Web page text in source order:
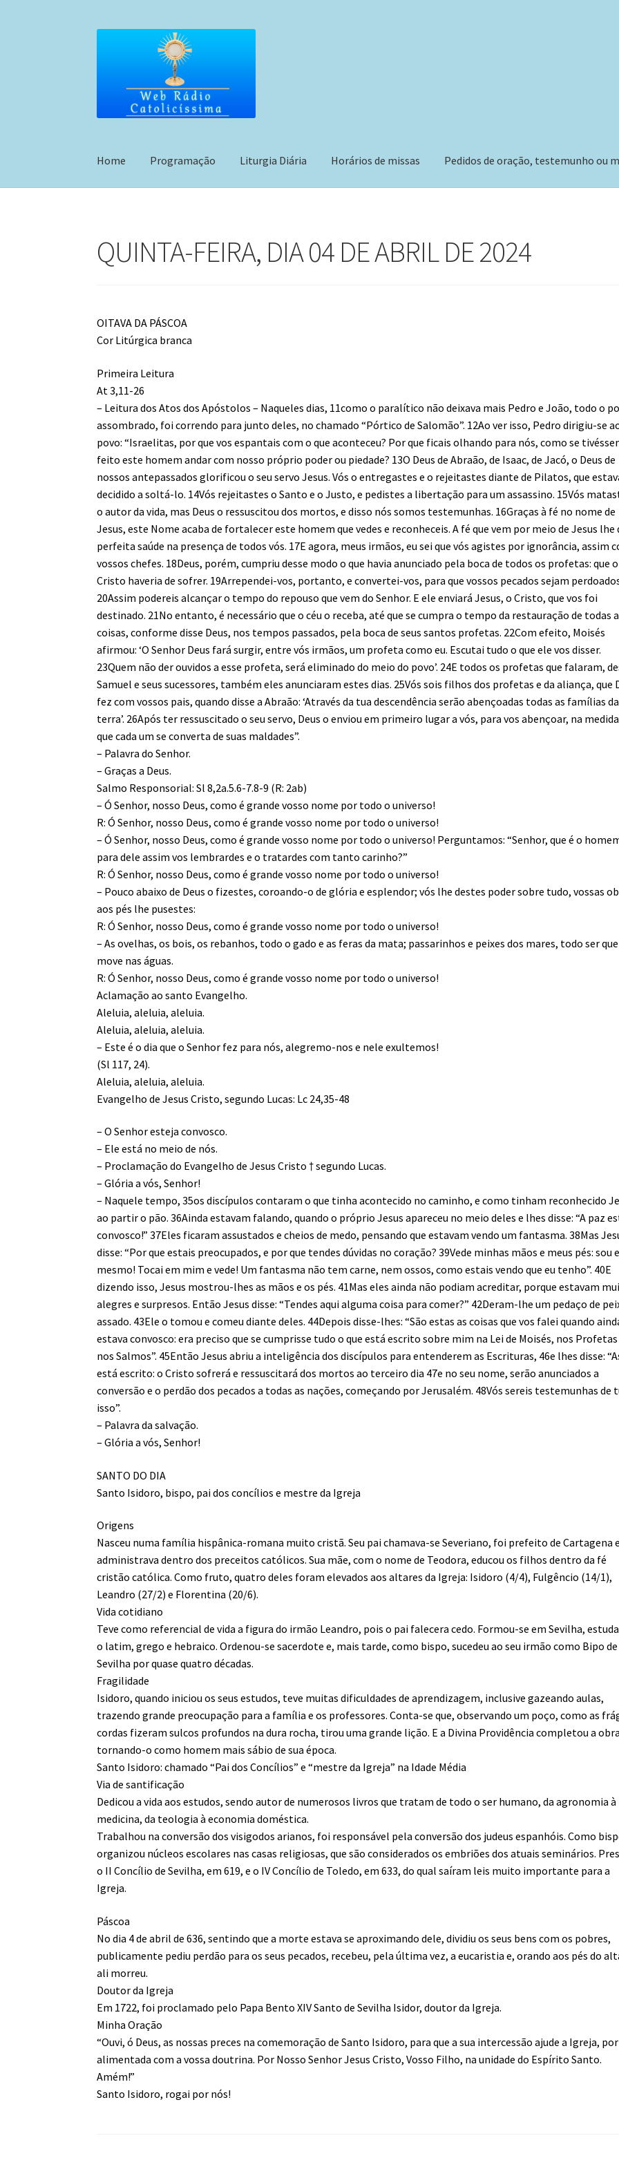
conteúdo
Home Programação Liturgia Diária Horários de missas Pedidos de oração, testemunho ou
QUINTA-FEIRA, DIA 04 DE ABRIL DE 2024
OITAVA DA PÁSCOA
Cor Litúrgica branca
Primeira Leitura
At 3,11-26
– Leitura dos Atos dos Apóstolos – Naqueles dias, 11como o paralítico não deixava mais Pedro e João, todo o
assombrado, foi correndo para junto deles, no chamado “Pórtico de Salomão”. 12Ao ver isso, Pedro dirigiu-se
povo: “Israelitas, por que vos espantais com o que aconteceu? Por que ficais olhando para nós, como se
feito este homem andar com nosso próprio poder ou piedade? 13O Deus de Abraão, de Isaac, de Jacó, o Deus de
nossos antepassados glorificou o seu servo Jesus. Vós o entregastes e o rejeitastes diante de Pilatos, que
decidido a soltá-lo. 14Vós rejeitastes o Santo e o Justo, e pedistes a libertação para um assassino. 15Vós
o autor da vida, mas Deus o ressuscitou dos mortos, e disso nós somos testemunhas. 16Graças à fé no nome de
Jesus, este Nome acaba de fortalecer este homem que vedes e reconheceis. A fé que vem por meio de Jesus lhe
perfeita saúde na presença de todos vós. 17E agora, meus irmãos, eu sei que vós agistes por ignorância, assim
vossos chefes. 18Deus, porém, cumpriu desse modo o que havia anunciado pela boca de todos os profetas: que o
Cristo haveria de sofrer. 19Arrependei-vos, portanto, e convertei-vos, para que vossos pecados sejam
20Assim podereis alcançar o tempo do repouso que vem do Senhor. E ele enviará Jesus, o Cristo, que vos foi
destinado. 21No entanto, é necessário que o céu o receba, até que se cumpra o tempo da restauração de todas
coisas, conforme disse Deus, nos tempos passados, pela boca de seus santos profetas. 22Com efeito, Moisés
afirmou: ‘O Senhor Deus fará surgir, entre vós irmãos, um profeta como eu. Escutai tudo o que ele vos disser.
23Quem não der ouvidos a esse profeta, será eliminado do meio do povo’. 24E todos os profetas que falaram,
Samuel e seus sucessores, também eles anunciaram estes dias. 25Vós sois filhos dos profetas e da aliança, que
fez com vossos pais, quando disse a Abraão: ‘Através da tua descendência serão abençoadas todas as famílias da
terra’. 26Após ter ressuscitado o seu servo, Deus o enviou em primeiro lugar a vós, para vos abençoar, na
que cada um se converta de suas maldades”.
– Palavra do Senhor.
– Graças a Deus.
Salmo Responsorial: Sl 8,2a.5.6-7.8-9 (R: 2ab)
– Ó Senhor, nosso Deus, como é grande vosso nome por todo o universo!
R: Ó Senhor, nosso Deus, como é grande vosso nome por todo o universo!
– Ó Senhor, nosso Deus, como é grande vosso nome por todo o universo! Perguntamos: “Senhor, que é o
para dele assim vos lembrardes e o tratardes com tanto carinho?”
R: Ó Senhor, nosso Deus, como é grande vosso nome por todo o universo!
– Pouco abaixo de Deus o fizestes, coroando-o de glória e esplendor; vós lhe destes poder sobre tudo, vossas
aos pés lhe pusestes:
R: Ó Senhor, nosso Deus, como é grande vosso nome por todo o universo!
– As ovelhas, os bois, os rebanhos, todo o gado e as feras da mata; passarinhos e peixes dos mares, todo ser que
move nas águas.
R: Ó Senhor, nosso Deus, como é grande vosso nome por todo o universo!
Aclamação ao santo Evangelho.
Aleluia, aleluia, aleluia.
Aleluia, aleluia, aleluia.
– Este é o dia que o Senhor fez para nós, alegremo-nos e nele exultemos!
(Sl 117, 24).
Aleluia, aleluia, aleluia.
Evangelho de Jesus Cristo, segundo Lucas: Lc 24,35-48
– O Senhor esteja convosco.
– Ele está no meio de nós.
– Proclamação do Evangelho de Jesus Cristo † segundo Lucas.
– Glória a vós, Senhor!
– Naquele tempo, 35os discípulos contaram o que tinha acontecido no caminho, e como tinham reconhecido
ao partir o pão. 36Ainda estavam falando, quando o próprio Jesus apareceu no meio deles e lhes disse: “A paz
convosco!” 37Eles ficaram assustados e cheios de medo, pensando que estavam vendo um fantasma. 38Mas
disse: “Por que estais preocupados, e por que tendes dúvidas no coração? 39Vede minhas mãos e meus pés: sou
mesmo! Tocai em mim e vede! Um fantasma não tem carne, nem ossos, como estais vendo que eu tenho”. 40E
dizendo isso, Jesus mostrou-lhes as mãos e os pés. 41Mas eles ainda não podiam acreditar, porque estavam
alegres e surpresos. Então Jesus disse: “Tendes aqui alguma coisa para comer?” 42Deram-lhe um pedaço de
assado. 43Ele o tomou e comeu diante deles. 44Depois disse-lhes: “São estas as coisas que vos falei quando
estava convosco: era preciso que se cumprisse tudo o que está escrito sobre mim na Lei de Moisés, nos Profetas
nos Salmos”. 45Então Jesus abriu a inteligência dos discípulos para entenderem as Escrituras, 46e lhes disse:
está escrito: o Cristo sofrerá e ressuscitará dos mortos ao terceiro dia 47e no seu nome, serão anunciados a
conversão e o perdão dos pecados a todas as nações, começando por Jerusalém. 48Vós sereis testemunhas de
isso”.
– Palavra da salvação.
– Glória a vós, Senhor!
SANTO DO DIA
Santo Isidoro, bispo, pai dos concílios e mestre da Igreja
Origens
Nasceu numa família hispânica-romana muito cristã. Seu pai chamava-se Severiano, foi prefeito de Cartagena
administrava dentro dos preceitos católicos. Sua mãe, com o nome de Teodora, educou os filhos dentro da fé
cristão católica. Como fruto, quatro deles foram elevados aos altares da Igreja: Isidoro (4/4), Fulgêncio (14/1),
Leandro (27/2) e Florentina (20/6).
Vida cotidiano
Teve como referencial de vida a figura do irmão Leandro, pois o pai falecera cedo. Formou-se em Sevilha,
o latim, grego e hebraico. Ordenou-se sacerdote e, mais tarde, como bispo, sucedeu ao seu irmão como Bipo de
Sevilha por quase quatro décadas.
Fragilidade
Isidoro, quando iniciou os seus estudos, teve muitas dificuldades de aprendizagem, inclusive gazeando aulas,
trazendo grande preocupação para a família e os professores. Conta-se que, observando um poço, como as
cordas fizeram sulcos profundos na dura rocha, tirou uma grande lição. E a Divina Providência completou a
tornando-o como homem mais sábio de sua época.
Santo Isidoro: chamado “Pai dos Concílios” e “mestre da Igreja” na Idade Média
Via de santificação
Dedicou a vida aos estudos, sendo autor de numerosos livros que tratam de todo o ser humano, da agronomia à
medicina, da teologia à economia doméstica.
Trabalhou na conversão dos visigodos arianos, foi responsável pela conversão dos judeus espanhóis. Como
organizou núcleos escolares nas casas religiosas, que são considerados os embriões dos atuais seminários.
o II Concílio de Sevilha, em 619, e o IV Concílio de Toledo, em 633, do qual saíram leis muito importante para a
Igreja.
Páscoa
No dia 4 de abril de 636, sentindo que a morte estava se aproximando dele, dividiu os seus bens com os pobres,
publicamente pediu perdão para os seus pecados, recebeu, pela última vez, a eucaristia e, orando aos pés do
ali morreu.
Doutor da Igreja
Em 1722, foi proclamado pelo Papa Bento XIV Santo de Sevilha Isidor, doutor da Igreja.
Minha Oração
“Ouvi, ó Deus, as nossas preces na comemoração de Santo Isidoro, para que a sua intercessão ajude a Igreja,
alimentada com a vossa doutrina. Por Nosso Senhor Jesus Cristo, Vosso Filho, na unidade do Espírito Santo.
Amém!”
Santo Isidoro, rogai por nós!